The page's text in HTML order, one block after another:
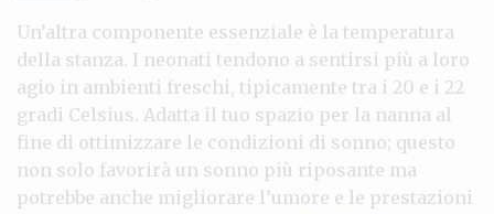
Un’altra componente essenziale è la temperatura
della stanza. I neonati tendono a sentirsi più a loro
agio in ambienti freschi, tipicamente tra i 20 e i 22
gradi Celsius. Adatta il tuo spazio per la nanna al
fine di ottimizzare le condizioni di sonno; questo
non solo favorirà un sonno più riposante ma
potrebbe anche migliorare l’umore e le prestazioni